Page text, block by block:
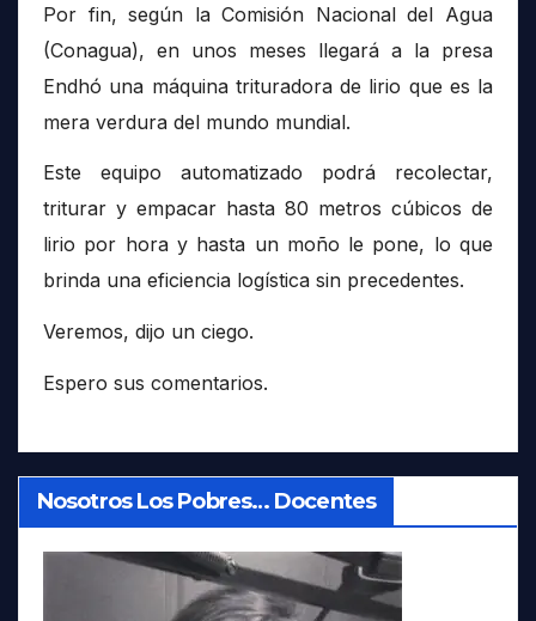
Por fin, según la Comisión Nacional del Agua
(Conagua), en unos meses llegará a la presa
Endhó una máquina trituradora de lirio que es la
mera verdura del mundo mundial.
Este equipo automatizado podrá recolectar,
triturar y empacar hasta 80 metros cúbicos de
lirio por hora y hasta un moño le pone, lo que
brinda una eficiencia logística sin precedentes.
Veremos, dijo un ciego.
Espero sus comentarios.
Nosotros Los Pobres… Docentes